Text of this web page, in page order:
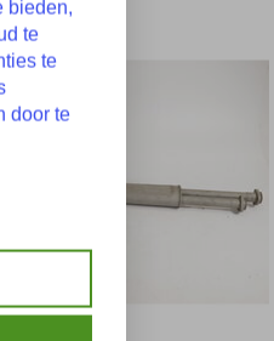
bieden,
te
te
door te